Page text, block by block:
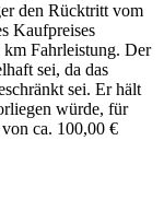
den Rücktritt vom
Kaufpreises
Fahrleistung. Der
sei, da das
sei. Er hält
würde, für
ca. 100,00 €